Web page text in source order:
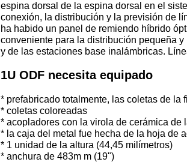
espina dorsal de la espina dorsal en el
conexión, la distribución y la previsión de
ha habido un panel de remiendo híbrido
conveniente para la distribución pequeña
y de las estaciones base inalámbricas.
1U ODF necesita equipado
* prefabricado totalmente, las coletas de
* coletas coloreadas
* acopladores con la virola de cerámica de
* la caja del metal fue hecha de la hoja de
* 1 unidad de la altura (44,45 milímetros)
* anchura de 483m m (19")